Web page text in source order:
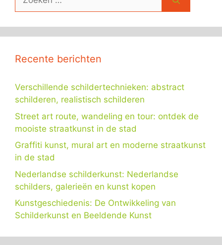
Recente berichten
Verschillende schildertechnieken: abstract
schilderen, realistisch schilderen
Street art route, wandeling en tour: ontdek de
mooiste straatkunst in de stad
Graffiti kunst, mural art en moderne straatkunst
in de stad
Nederlandse schilderkunst: Nederlandse
schilders, galerieën en kunst kopen
Kunstgeschiedenis: De Ontwikkeling van
Schilderkunst en Beeldende Kunst